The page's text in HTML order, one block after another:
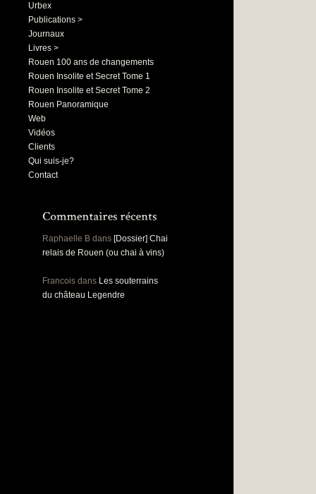
Urbex
Publications >
Journaux
Livres >
Rouen 100 ans de changements
Rouen Insolite et Secret Tome 1
Rouen Insolite et Secret Tome 2
Rouen Panoramique
Web
Vidéos
Clients
Qui suis-je?
Contact
Raphaelle B dans [Dossier] Chai
relais de Rouen (ou chai à vins)
Francois dans Les souterrains
du château Legendre